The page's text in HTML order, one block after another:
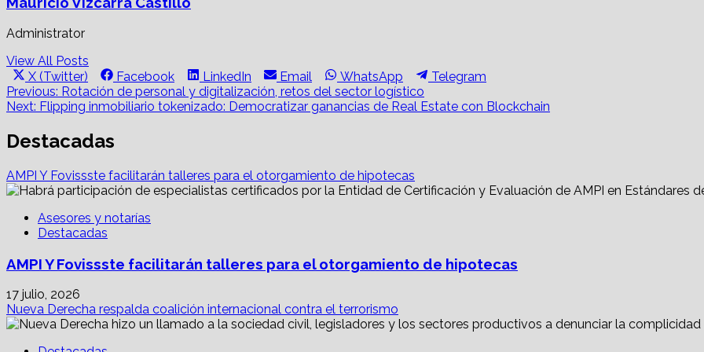
Administrator
View All Posts
Share
on
X (Twitter)
Share
on
Facebook
Share
on
LinkedIn
Share
on
Email
Share
on
WhatsApp
Share
Telegram
Post
navigation
Previous: Rotación de personal y digitalización, retos del sector logístico
Next: Flipping inmobiliario tokenizado: Democratizar ganancias de Real Estate con Blockchain
Destacadas
AMPI Y Fovissste facilitarán talleres para el otorgamiento de hipotecas
Asesores y notarías
Destacadas
AMPI Y Fovissste facilitarán talleres para el otorgamiento de hipotecas
17 julio, 2026
Nueva Derecha respalda coalición internacional contra el terrorismo